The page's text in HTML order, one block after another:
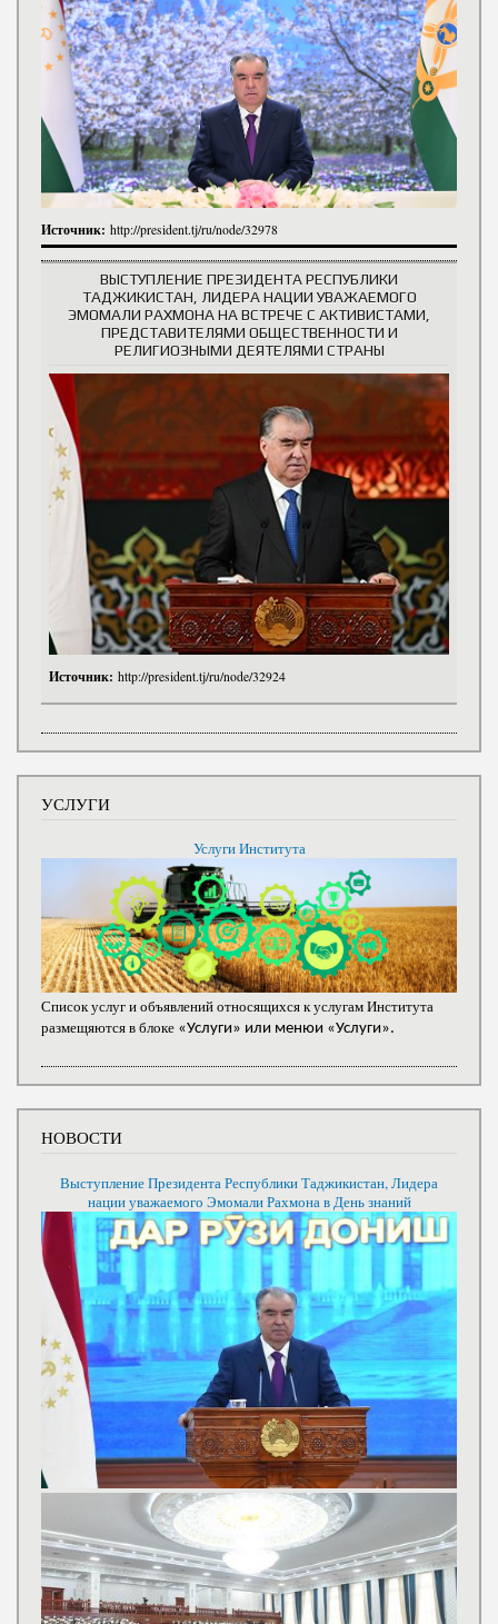
Источник: http://president.tj/ru/node/32978
ВЫСТУПЛЕНИЕ ПРЕЗИДЕНТА РЕСПУБЛИКИ
ТАДЖИКИСТАН, ЛИДЕРА НАЦИИ УВАЖАЕМОГО
ЭМОМАЛИ РАХМОНА НА ВСТРЕЧЕ С АКТИВИСТАМИ,
ПРЕДСТАВИТЕЛЯМИ ОБЩЕСТВЕННОСТИ И
РЕЛИГИОЗНЫМИ ДЕЯТЕЛЯМИ СТРАНЫ
Источник: http://president.tj/ru/node/32924
УСЛУГИ
Услуги Института
Список услуг и объявлений относящихся к услугам Института
размещяются в блоке «Услуги» или менюи «Услуги».
НОВОСТИ
Выступление Президента Республики Таджикистан, Лидера
нации уважаемого Эмомали Рахмона в День знаний